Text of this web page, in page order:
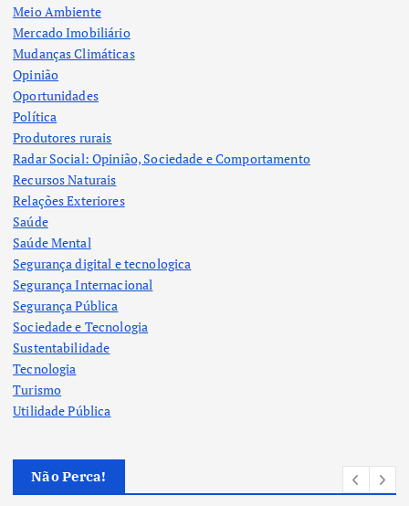
Meio Ambiente
Mercado Imobiliário
Mudanças Climáticas
Opinião
Oportunidades
Política
Produtores rurais
Radar Social: Opinião, Sociedade e Comportamento
Recursos Naturais
Relações Exteriores
Saúde
Saúde Mental
Segurança digital e tecnologica
Segurança Internacional
Segurança Pública
Sociedade e Tecnologia
Sustentabilidade
Tecnologia
Turismo
Utilidade Pública
Não Perca!